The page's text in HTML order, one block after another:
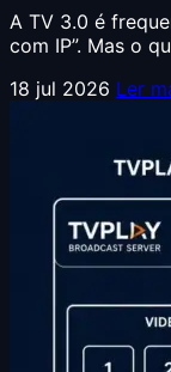
A TV 3.0 é
com IP”. Mas o
18 jul 2026 Ler